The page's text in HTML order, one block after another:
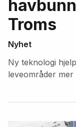
Troms
Nyhet
Ny teknologi
leveområder mer